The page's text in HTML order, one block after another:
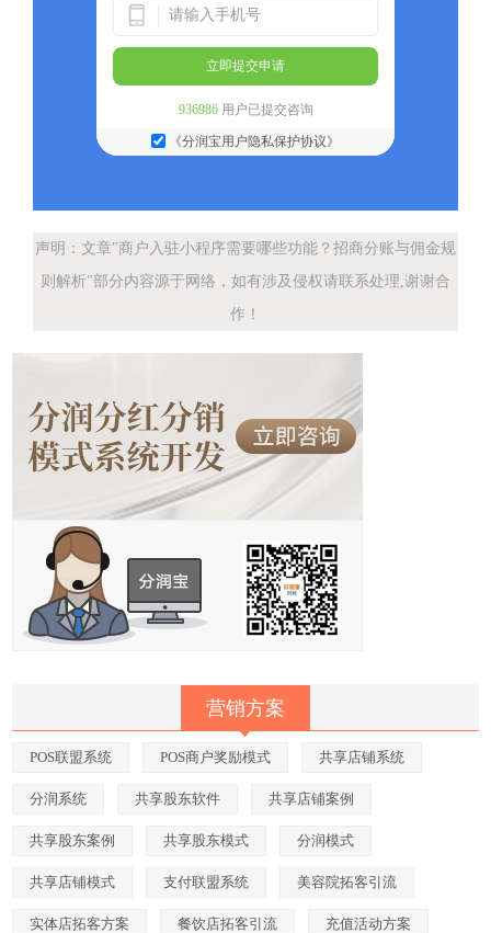
立即提交申请
936986用户已提交咨询
《分润宝用户隐私保护协议》
声明：文章"商户入驻小程序需要哪些功能？招商分账与佣金规
则解析"部分内容源于网络，如有涉及侵权请联系处理,谢谢合
作！
营销方案
POS联盟系统 POS商户奖励模式 共享店铺系统
分润系统 共享股东软件 共享店铺案例
共享股东案例 共享股东模式 分润模式
共享店铺模式 支付联盟系统 美容院拓客引流
实体店拓客方案 餐饮店拓客引流 充值活动方案